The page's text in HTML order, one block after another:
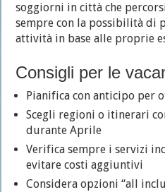
soggiorni in città che
sempre con la possibilità di
attività in base alle proprie
Consigli per le
Pianifica con anticipo
Scegli regioni o itinerari
durante Aprile
Verifica sempre i servizi
evitare costi aggiuntivi
Considera opzioni “all